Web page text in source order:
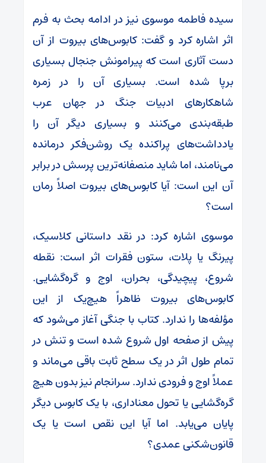
سیده فاطمه موسوی نیز در ادامه بحث به فرم
اثر اشاره کرد و گفت: کابوس‌های بیروت از آن
دست آثاری است که پیرامونش جنجال بسیاری
برپا شده است. بسیاری آن را در زمره
شاهکارهای ادبیات جنگ در جهان عرب
طبقه‌بندی می‌کنند و بسیاری دیگر آن را
یادداشت‌های پراکنده یک روشن‌فکر درمانده
می‌نامند، اما شاید منصفانه‌ترین پرسش در برابر
آن این است: آیا کابوس‌های بیروت اصلاً رمان
است؟
موسوی اشاره کرد: در نقد داستانی کلاسیک،
پیرنگ یا پلات، ستون فقرات اثر است: نقطه
شروع، پیچیدگی، بحران، اوج و گره‌گشایی.
کابوس‌های بیروت ظاهراً هیچ‌یک از این
مؤلفه‌ها را ندارد. کتاب با جنگی آغاز می‌شود که
پیش از صفحه اول شروع شده است و تنش در
تمام طول اثر در یک سطح ثابت باقی می‌ماند و
عملاً اوج و فرودی ندارد. سرانجام نیز بدون هیچ
گره‌گشایی یا تحول معناداری، با یک کابوس دیگر
پایان می‌یابد. اما آیا این نقص است یا یک
قانون‌شکنی عمدی؟